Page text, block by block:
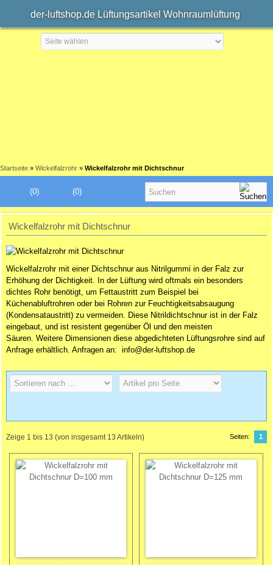
der-luftshop.de Lüftungsartikel Wohnraumlüftung
Startseite » Wickelfalzrohr » Wickelfalzrohr mit Dichtschnur
(0)
(0)
Wickelfalzrohr mit Dichtschnur
Wickelfalzrohr mit einer Dichtschnuraus Nitrilgummi in der Falz zur
Erhöhung der Dichtigkeit. In der Lüftung wird oftmals ein besonders
dichtes Rohr benötigt, um Fettaustritt zum Beispiel bei
Küchenabluftrohren oder bei Rohren zur Feuchtigkeitsabsaugung
(Kondensataustritt) zu vermeiden. Diese Nitrildichtschnur ist in der Falz
eingebaut, und ist resistent gegenüber Öl und den meisten
Säuren. Weitere Dimensionen diese abgedichteten Lüftungsrohre sind auf
Anfrage erhältlich. Anfragen an: info@der-luftshop.de
Zeige 1 bis 13 (von insgesamt 13 Artikeln) Seiten: 1